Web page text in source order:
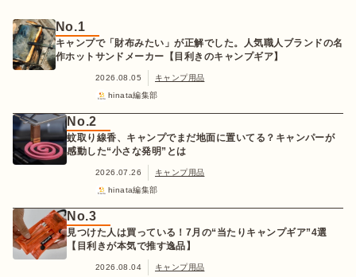
No.1
キャンプで「財布みたい」が正解でした。人気職人ブランドの名
作ホットサンドメーカー【目利きのキャンプギア】
2026.08.05
キャンプ用品
hinata編集部
No.2
蚊取り線香、キャンプでまだ地面に置いてる？キャンパーが
感動した“小さな発明”とは
2026.07.26
キャンプ用品
hinata編集部
No.3
見つけた人は買っている！7月の“当たりキャンプギア”4選
【目利きが本気で推す逸品】
2026.08.04 キャンプ用品